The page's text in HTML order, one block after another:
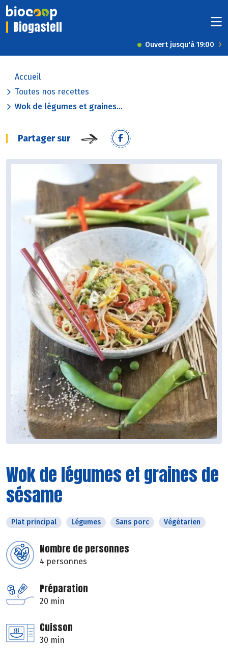
Biogastell
Ouvert jusqu'à 19:00
Accueil
Toutes nos recettes
Wok de légumes et graines...
Partager sur
Wok de légumes et graines de
sésame
Plat principal Légumes Sans porc Végétarien
Nombre de personnes
4 personnes
Préparation
20 min
Cuisson
30 min